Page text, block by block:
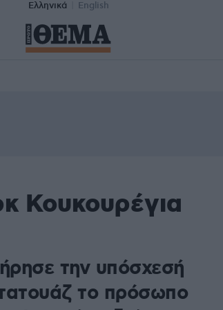
Ελληνικά English
Κουκουρέγια
την υπόσχεσή
το πρόσωπο